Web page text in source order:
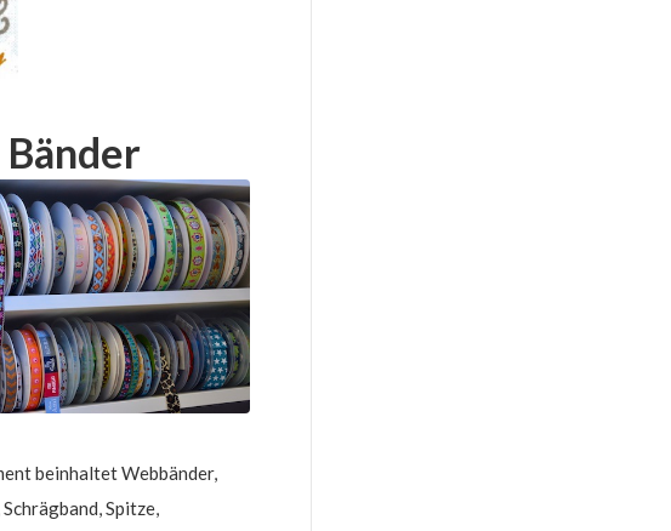
Bänder
beinhaltet Webbänder,
Spitze,